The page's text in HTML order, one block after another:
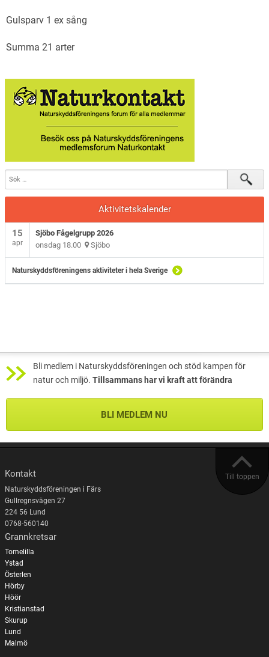
Gulsparv 1 ex sång
Summa 21 arter
Aktivitetskalender
15
apr
Sjöbo Fågelgrupp 2026
onsdag 18.00 Sjöbo
Naturskyddsföreningens aktiviteter i hela Sverige
Bli medlem i Naturskyddsföreningen och stöd kampen för
natur och miljö. Tillsammans har vi kraft att förändra
BLI MEDLEM NU
Till toppen
Kontakt
Naturskyddsföreningen i Färs
Gullregnsvägen 27
224 56 Lund
0768-560140
Grannkretsar
Tomelilla
Ystad
Österlen
Hörby
Höör
Kristianstad
Skurup
Lund
Malmö